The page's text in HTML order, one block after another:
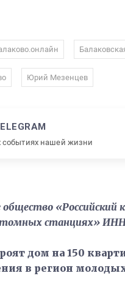
Юрий Мезенцев
событиях нашей жизни
«Российский
станциях» ИНН:
дом на 150
в регион